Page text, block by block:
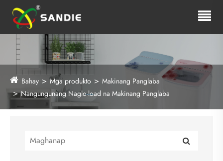
Bahay Mga produkto
Makinang Panglaba
Nangungunang Naglo-load na Makinang Panglaba